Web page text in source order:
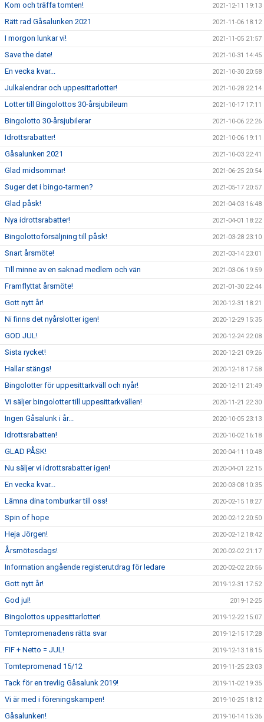
Kom och träffa tomten! 2021-12-11 19:13
Rätt rad Gåsalunken 2021 2021-11-06 18:12
I morgon lunkar vi! 2021-11-05 21:57
Save the date! 2021-10-31 14:45
En vecka kvar... 2021-10-30 20:58
Julkalendrar och uppesittarlotter! 2021-10-28 22:14
Lotter till Bingolottos 30-årsjubileum 2021-10-17 17:11
Bingolotto 30-årsjubilerar 2021-10-06 22:26
Idrottsrabatter! 2021-10-06 19:11
Gåsalunken 2021 2021-10-03 22:41
Glad midsommar! 2021-06-25 20:54
Suger det i bingo-tarmen? 2021-05-17 20:57
Glad påsk! 2021-04-03 16:48
Nya idrottsrabatter! 2021-04-01 18:22
Bingolottoförsäljning till påsk! 2021-03-28 23:10
Snart årsmöte! 2021-03-14 23:01
Till minne av en saknad medlem och vän 2021-03-06 19:59
Framflyttat årsmöte! 2021-01-30 22:44
Gott nytt år! 2020-12-31 18:21
Ni finns det nyårslotter igen! 2020-12-29 15:35
GOD JUL! 2020-12-24 22:08
Sista rycket! 2020-12-21 09:26
Hallar stängs! 2020-12-18 17:58
Bingolotter för uppesittarkväll och nyår! 2020-12-11 21:49
Vi säljer bingolotter till uppesittarkvällen! 2020-11-21 22:30
Ingen Gåsalunk i år... 2020-10-05 23:13
Idrottsrabatten! 2020-10-02 16:18
GLAD PÅSK! 2020-04-11 10:48
Nu säljer vi idrottsrabatter igen! 2020-04-01 22:15
En vecka kvar... 2020-03-08 10:35
Lämna dina tomburkar till oss! 2020-02-15 18:27
Spin of hope 2020-02-12 20:50
Heja Jörgen! 2020-02-12 18:42
Årsmötesdags! 2020-02-02 21:17
Information angående registerutdrag för ledare 2020-02-02 20:56
Gott nytt år! 2019-12-31 17:52
God jul! 2019-12-25
Bingolottos uppesittarlotter! 2019-12-22 15:07
Tomtepromenadens rätta svar 2019-12-15 17:28
FIF + Netto = JUL! 2019-12-13 18:15
Tomtepromenad 15/12 2019-11-25 23:03
Tack för en trevlig Gåsalunk 2019! 2019-11-02 19:35
Vi är med i föreningskampen! 2019-10-25 18:12
Gåsalunken! 2019-10-14 15:36